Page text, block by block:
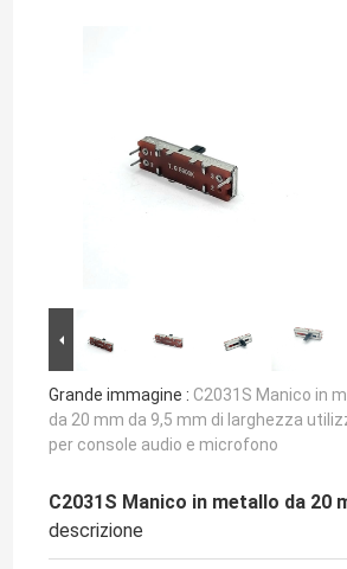
Grande immagine : C2031S Manico in
da 20 mm da 9,5 mm di larghezza
per console audio e microfono
C2031S Manico in metallo da
descrizione